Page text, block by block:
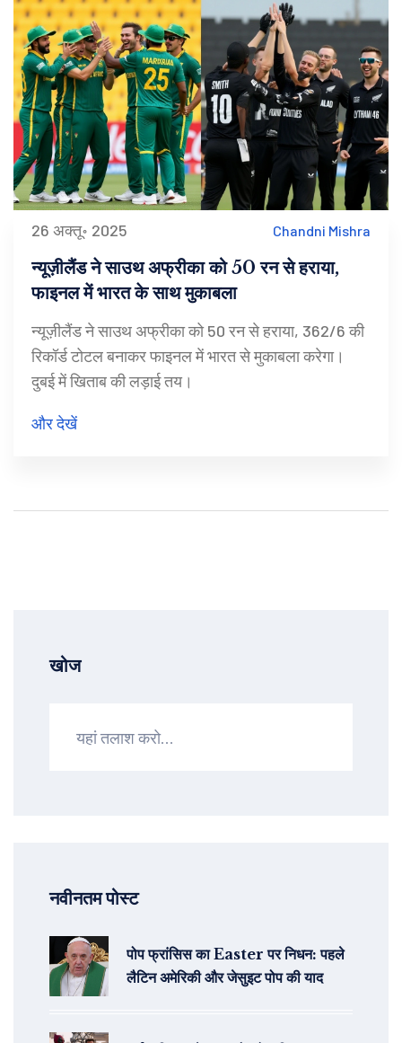
26 अक्तू॰ 2025 Chandni Mishra
न्यूज़ीलैंड ने साउथ अफ्रीका को 50 रन से हराया,
फाइनल में भारत के साथ मुकाबला
न्यूज़ीलैंड ने साउथ अफ्रीका को 50 रन से हराया, 362/6 की
रिकॉर्ड टोटल बनाकर फाइनल में भारत से मुकाबला करेगा।
दुबई में खिताब की लड़ाई तय।
और देखें
खोज
नवीनतम पोस्ट
पोप फ्रांसिस का Easter पर निधन: पहले
लैटिन अमेरिकी और जेसुइट पोप की याद